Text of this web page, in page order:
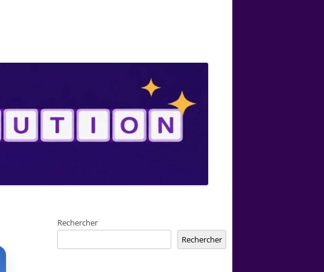
Rechercher
Rechercher